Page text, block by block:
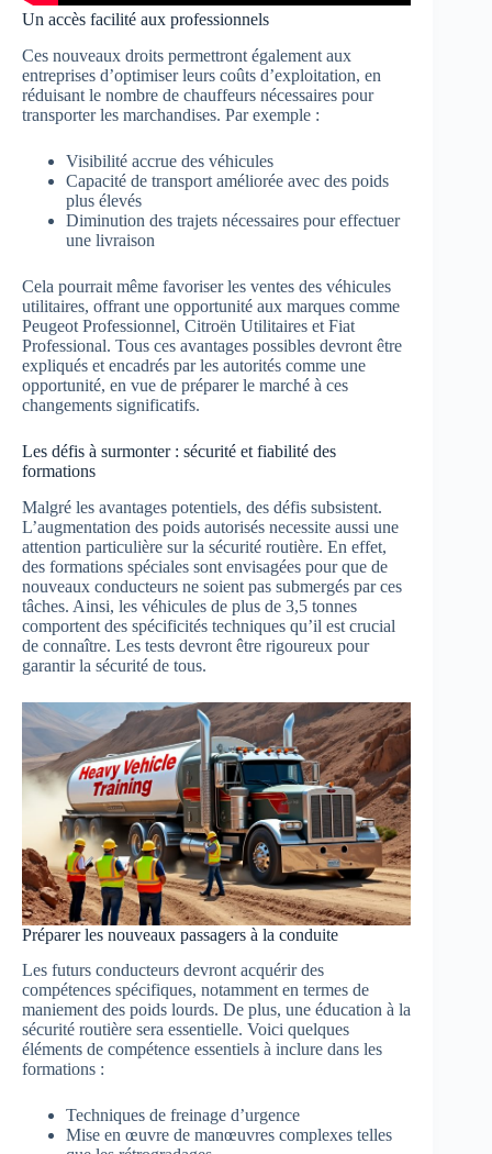
Un accès facilité aux professionnels
Ces nouveaux droits permettront également aux
entreprises d’optimiser leurs coûts d’exploitation, en
réduisant le nombre de chauffeurs nécessaires pour
transporter les marchandises. Par exemple :
Visibilité accrue des véhicules
Capacité de transport améliorée avec des poids
plus élevés
Diminution des trajets nécessaires pour effectuer
une livraison
Cela pourrait même favoriser les ventes des véhicules
utilitaires, offrant une opportunité aux marques comme
Peugeot Professionnel, Citroën Utilitaires et Fiat
Professional. Tous ces avantages possibles devront être
expliqués et encadrés par les autorités comme une
opportunité, en vue de préparer le marché à ces
changements significatifs.
Les défis à surmonter : sécurité et fiabilité des
formations
Malgré les avantages potentiels, des défis subsistent.
L’augmentation des poids autorisés necessite aussi une
attention particulière sur la sécurité routière. En effet,
des formations spéciales sont envisagées pour que de
nouveaux conducteurs ne soient pas submergés par ces
tâches. Ainsi, les véhicules de plus de 3,5 tonnes
comportent des spécificités techniques qu’il est crucial
de connaître. Les tests devront être rigoureux pour
garantir la sécurité de tous.
Préparer les nouveaux passagers à la conduite
Les futurs conducteurs devront acquérir des
compétences spécifiques, notamment en termes de
maniement des poids lourds. De plus, une éducation à la
sécurité routière sera essentielle. Voici quelques
éléments de compétence essentiels à inclure dans les
formations :
Techniques de freinage d’urgence
Mise en œuvre de manœuvres complexes telles